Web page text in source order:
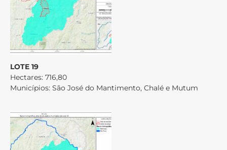
LOTE 19
Hectares: 716,80
Municípios: São José do Mantimento, Chalé e Mutum